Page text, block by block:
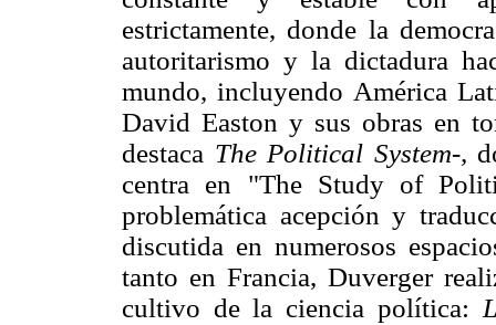
estrictamente, donde la
autoritarismo y la dictadura
mundo, incluyendo América
David Easton y sus obras en
destaca The Political System-,
centra en "The Study of
problemática acepción y
discutida en numerosos
tanto en Francia, Duverger
cultivo de la ciencia política: